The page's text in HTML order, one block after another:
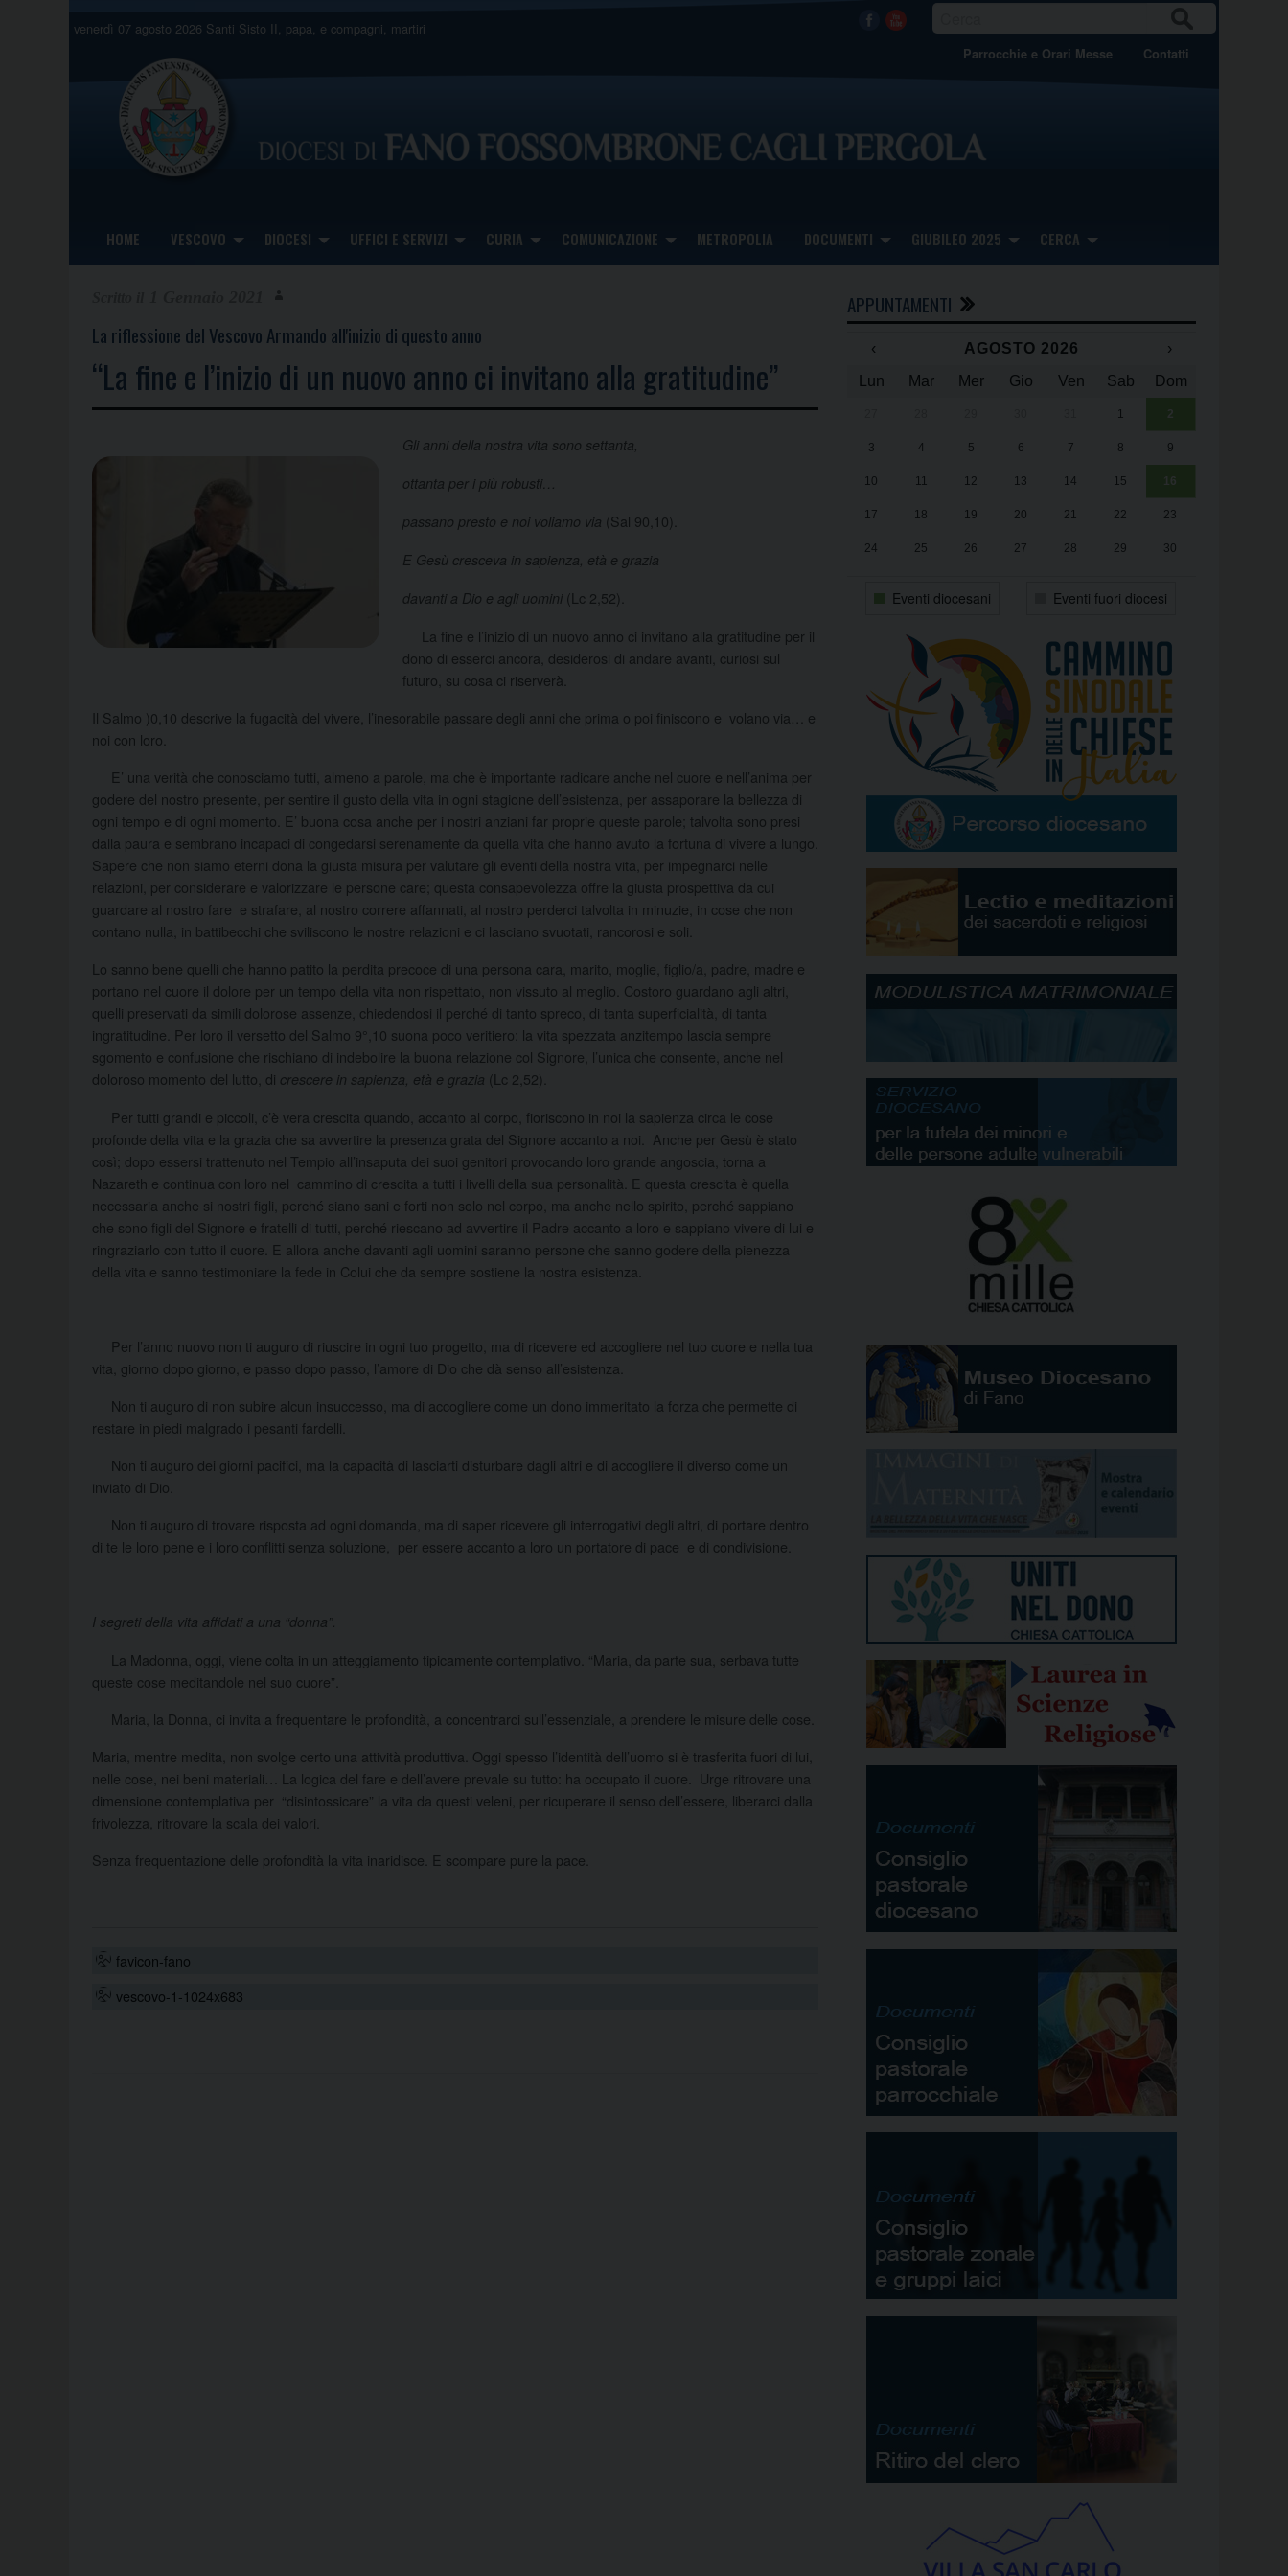
venerdì 07 agosto 2026 Santi Sisto II, papa, e compagni, martiri Facebook
Youtube CA
Parrocchie e Orari Messe Contatti
HOME VESCOVO DIOCESI UFFICI E SERVIZI CURIA COMUNICAZIONE METROPOLIA DOCUMENTI GIUBILEO 2025 CERCA
La riflessione del Vescovo Armando all'inizio di questo anno
“La fine e l’inizio di un nuovo anno ci invitano alla gratitudine”
Gli anni della nostra vita sono settanta,
ottanta per i più robusti…
passano presto e noi voliamo via (Sal 90,10).
E Gesù cresceva in sapienza, età e grazia
davanti a Dio e agli uomini (Lc 2,52).
La fine e l’inizio di un nuovo anno ci invitano alla gratitudine per il
dono di esserci ancora, desiderosi di andare avanti, curiosi sul
futuro, su cosa ci riserverà.
Il Salmo )0,10 descrive la fugacità del vivere, l’inesorabile passare degli anni che prima o poi finiscono e volano via… e
noi con loro.
E’ una verità che conosciamo tutti, almeno a parole, ma che è importante radicare anche nel cuore e nell’anima per
godere del nostro presente, per sentire il gusto della vita in ogni stagione dell’esistenza, per assaporare la bellezza di
ogni tempo e di ogni momento. E’ buona cosa anche per i nostri anziani far proprie queste parole; talvolta sono presi
dalla paura e sembrano incapaci di congedarsi serenamente da quella vita che hanno avuto la fortuna di vivere a lungo.
Sapere che non siamo eterni dona la giusta misura per valutare gli eventi della nostra vita, per impegnarci nelle
relazioni, per considerare e valorizzare le persone care; questa consapevolezza offre la giusta prospettiva da cui
guardare al nostro fare e strafare, al nostro correre affannati, al nostro perderci talvolta in minuzie, in cose che non
contano nulla, in battibecchi che sviliscono le nostre relazioni e ci lasciano svuotati, rancorosi e soli.
Lo sanno bene quelli che hanno patito la perdita precoce di una persona cara, marito, moglie, figlio/a, padre, madre e
portano nel cuore il dolore per un tempo della vita non rispettato, non vissuto al meglio. Costoro guardano agli altri,
quelli preservati da simili dolorose assenze, chiedendosi il perché di tanto spreco, di tanta superficialità, di tanta
ingratitudine. Per loro il versetto del Salmo 9°,10 suona poco veritiero: la vita spezzata anzitempo lascia sempre
sgomento e confusione che rischiano di indebolire la buona relazione col Signore, l’unica che consente, anche nel
doloroso momento del lutto, di crescere in sapienza, età e grazia (Lc 2,52).
Per tutti grandi e piccoli, c’è vera crescita quando, accanto al corpo, fioriscono in noi la sapienza circa le cose
profonde della vita e la grazia che sa avvertire la presenza grata del Signore accanto a noi. Anche per Gesù è stato
così; dopo essersi trattenuto nel Tempio all’insaputa dei suoi genitori provocando loro grande angoscia, torna a
Nazareth e continua con loro nel cammino di crescita a tutti i livelli della sua personalità. E questa crescita è quella
necessaria anche si nostri figli, perché siano sani e forti non solo nel corpo, ma anche nello spirito, perché sappiano
che sono figli del Signore e fratelli di tutti, perché riescano ad avvertire il Padre accanto a loro e sappiano vivere di lui e
ringraziarlo con tutto il cuore. E allora anche davanti agli uomini saranno persone che sanno godere della pienezza
della vita e sanno testimoniare la fede in Colui che da sempre sostiene la nostra esistenza.
Per l’anno nuovo non ti auguro di riuscire in ogni tuo progetto, ma di ricevere ed accogliere nel tuo cuore e nella tua
vita, giorno dopo giorno, e passo dopo passo, l’amore di Dio che dà senso all’esistenza.
Non ti auguro di non subire alcun insuccesso, ma di accogliere come un dono immeritato la forza che permette di
restare in piedi malgrado i pesanti fardelli.
Non ti auguro dei giorni pacifici, ma la capacità di lasciarti disturbare dagli altri e di accogliere il diverso come un
inviato di Dio.
Non ti auguro di trovare risposta ad ogni domanda, ma di saper ricevere gli interrogativi degli altri, di portare dentro
di te le loro pene e i loro conflitti senza soluzione, per essere accanto a loro un portatore di pace e di condivisione.
I segreti della vita affidati a una “donna”.
La Madonna, oggi, viene colta in un atteggiamento tipicamente contemplativo. “Maria, da parte sua, serbava tutte
queste cose meditandole nel suo cuore”.
Maria, la Donna, ci invita a frequentare le profondità, a concentrarci sull’essenziale, a prendere le misure delle cose.
Maria, mentre medita, non svolge certo una attività produttiva. Oggi spesso l’identità dell’uomo si è trasferita fuori di lui,
nelle cose, nei beni materiali… La logica del fare e dell’avere prevale su tutto: ha occupato il cuore. Urge ritrovare una
dimensione contemplativa per “disintossicare” la vita da questi veleni, per ricuperare il senso dell’essere, liberarci dalla
frivolezza, ritrovare la scala dei valori.
Senza frequentazione delle profondità la vita inaridisce. E scompare pure la pace.
favicon-fano
vescovo-1-1024x683
APPUNTAMENTI
‹ AGOSTO 2026
›
Lun
Mar Mer Gio Ven Sab Dom
1 2
3 4 5 6 7 8 9
10 11 12 13 14 15 16
17 18 19 20 21 22 23
24 25 26 27 28 29 30
Eventi diocesani Eventi fuori diocesi